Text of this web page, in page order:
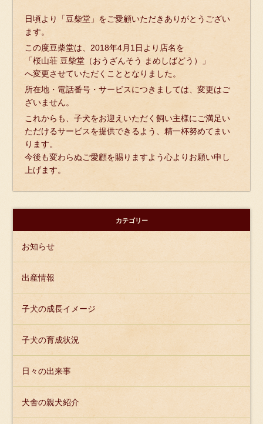
日頃より「豆柴堂」をご愛顧いただきありがとうござい
ます。
この度豆柴堂は、2018年4月1日より店名を
「桜山荘 豆柴堂（おうざんそう まめしばどう）」
へ変更させていただくこととなりました。
所在地・電話番号・サービスにつきましては、変更はご
ざいません。
これからも、子犬をお迎えいただく飼い主様にご満足い
ただけるサービスを提供できるよう、精一杯努めてまい
ります。
今後も変わらぬご愛顧を賜りますよう心よりお願い申し
上げます。
カテゴリー
お知らせ
出産情報
子犬の成長イメージ
子犬の育成状況
日々の出来事
犬舎の親犬紹介